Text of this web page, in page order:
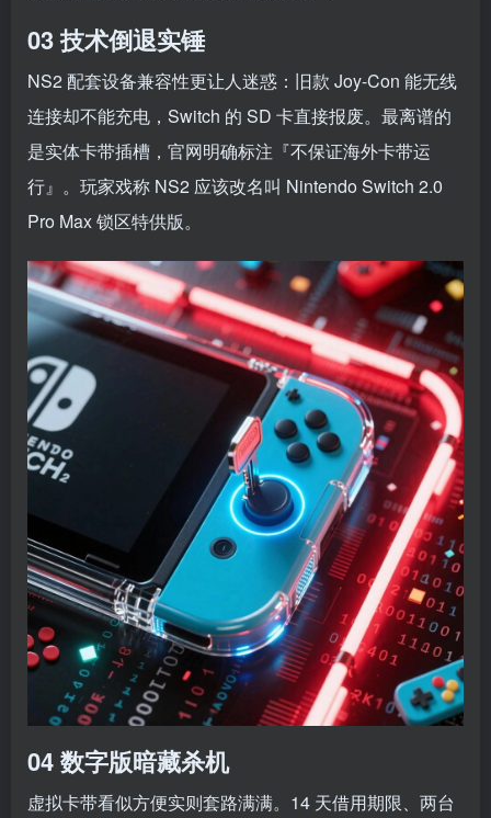
03 技术倒退实锤
NS2 配套设备兼容性更让人迷惑：旧款 Joy-Con 能无线
连接却不能充电，Switch 的 SD 卡直接报废。最离谱的
是实体卡带插槽，官网明确标注『不保证海外卡带运
行』。玩家戏称 NS2 应该改名叫 Nintendo Switch 2.0
Pro Max 锁区特供版。
04 数字版暗藏杀机
虚拟卡带看似方便实则套路满满。14 天借用期限、两台